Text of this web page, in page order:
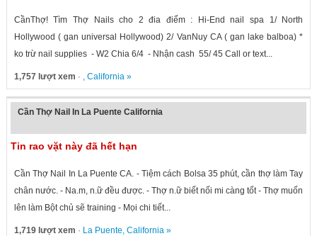
CầnThợ! Tìm Thợ Nails cho 2 đia điểm : Hi-End nail spa 1/ North
Hollywood ( gan universal Hollywood) 2/ VanNuy CA ( gan lake balboa) *
ko trừ nail supplies - W2 Chia 6/4 - Nhận cash 55/ 45 Call or text...
1,757 lượt xem · , California»
Cần Thợ Nail In La Puente California
Tin rao vặt này đã hết hạn
Cần Thợ Nail In La Puente CA. - Tiệm cách Bolsa 35 phút, cần thợ làm Tay
chân nước. - Na.m, n.ữ đều được. - Thợ n.ữ biết nối mi càng tốt - Thợ muốn
lên làm Bột chủ sẽ training - Mọi chi tiết...
1,719 lượt xem · La Puente, California»